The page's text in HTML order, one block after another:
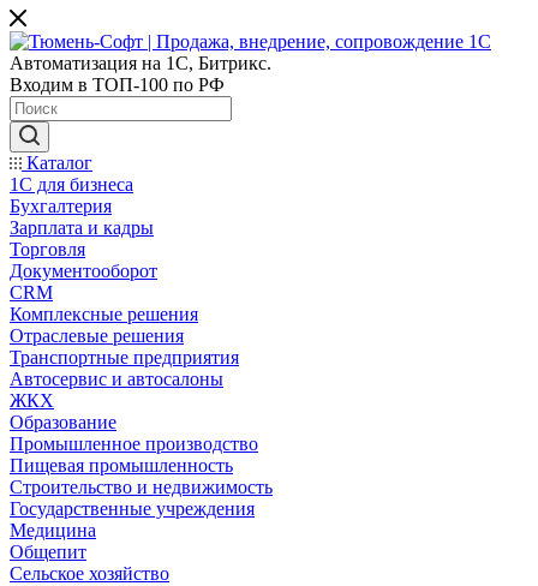
Автоматизация на 1С, Битрикс.
Входим в ТОП-100 по РФ
Каталог
1С для бизнеса
Бухгалтерия
Зарплата и кадры
Торговля
Документооборот
CRM
Комплексные решения
Отраслевые решения
Транспортные предприятия
Автосервис и автосалоны
ЖКХ
Образование
Промышленное производство
Пищевая промышленность
Строительство и недвижимость
Государственные учреждения
Медицина
Общепит
Сельское хозяйство